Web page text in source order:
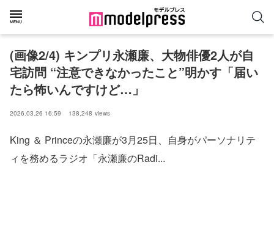
(画像2/4) キンプリ永瀬廉、大物俳優2人が自
宅訪問 “注意できなかったこと”明かす「届い
たら怖いんですけど…」
2026.03.26 16:59 138,248 views
King ＆ Princeの永瀬廉が3月25日、自身がパーソナリテ
ィを務めるラジオ「永瀬廉のRadi...